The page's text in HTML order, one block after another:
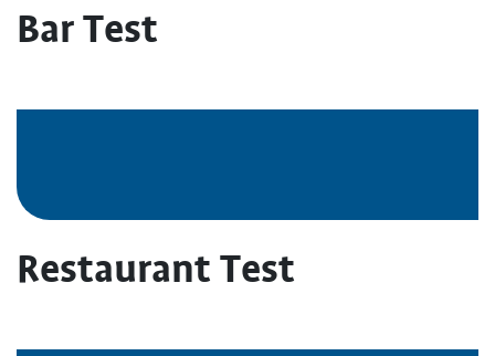
Bar Test
Restaurant Test